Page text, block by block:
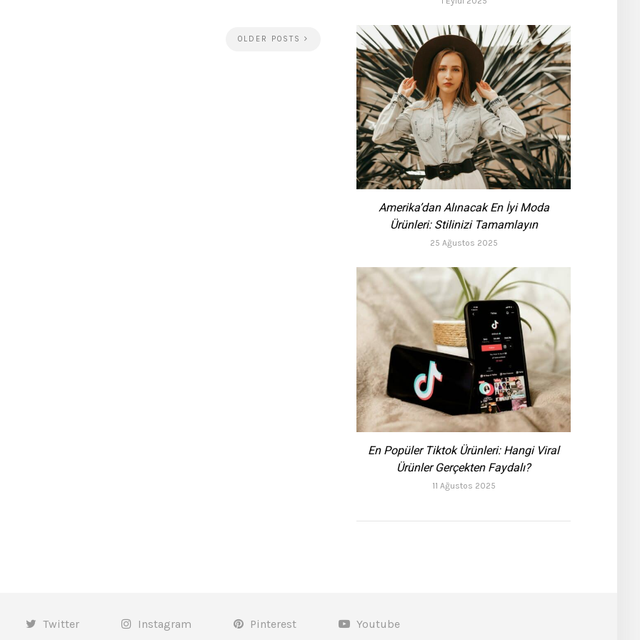
OLDER POSTS
Amerika’dan Alınacak En İyi Moda
Ürünleri: Stilinizi Tamamlayın
25 Ağustos 2025
En Popüler Tiktok Ürünleri: Hangi Viral
Ürünler Gerçekten Faydalı?
11 Ağustos 2025
Twitter Instagram Pinterest Youtube